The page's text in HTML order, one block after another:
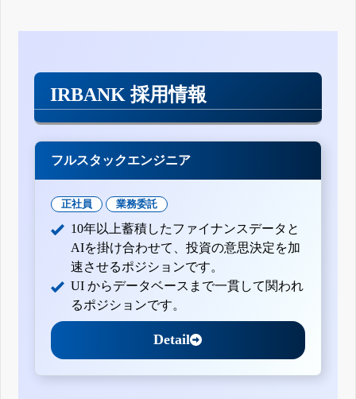
IRBANK 採用情報
フルスタックエンジニア
正社員 業務委託
10年以上蓄積したファイナンスデータと
AIを掛け合わせて、投資の意思決定を加
速させるポジションです。
UI からデータベースまで一貫して関われ
るポジションです。
Detail